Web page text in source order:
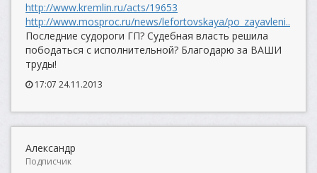
http://www.kremlin.ru/acts/19653
http://www.mosproc.ru/news/lefortovskaya/po_zayavleni..
Последние судороги ГП? Судебная власть решила
пободаться с исполнительной? Благодарю за ВАШИ
труды!
17:07 24.11.2013
Александр
Подписчик